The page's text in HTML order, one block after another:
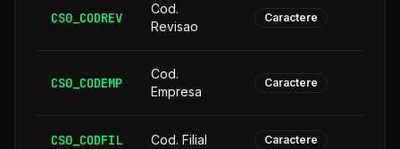
CS0_CODREV
Cod.
Revisao
Caractere
CS0_CODEMP
Cod.
Empresa
Caractere
CS0_CODFIL Cod. Filial Caractere